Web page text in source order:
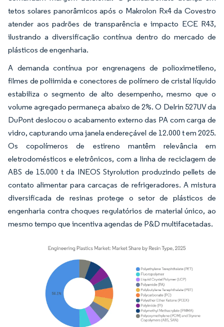
tetos solares panorâmicos após o Makrolon Rx4 da Covestro
atender aos padrões de transparência e impacto ECE R43,
ilustrando a diversificação contínua dentro do mercado de
plásticos de engenharia.
A demanda contínua por engrenagens de polioximetileno,
filmes de poliimida e conectores de polímero de cristal líquido
estabiliza o segmento de alto desempenho, mesmo que o
volume agregado permaneça abaixo de 2%. O Delrin 527UV da
DuPont deslocou o acabamento externo das PA com carga de
vidro, capturando uma janela endereçável de 12.000 t em 2025.
Os copolímeros de estireno mantêm relevância em
eletrodomésticos e eletrônicos, com a linha de reciclagem de
ABS de 15.000 t da INEOS Styrolution produzindo pellets de
contato alimentar para carcaças de refrigeradores. A mistura
diversificada de resinas protege o setor de plásticos de
engenharia contra choques regulatórios de material único, ao
mesmo tempo que incentiva agendas de P&D multifacetadas.